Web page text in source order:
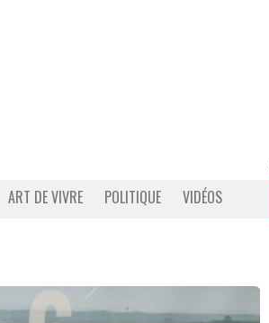
ART DE VIVRE POLITIQUE VIDÉOS